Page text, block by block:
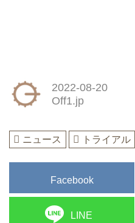
2022-08-20
Off1.jp
ニュース トライアル
Facebook
LINE